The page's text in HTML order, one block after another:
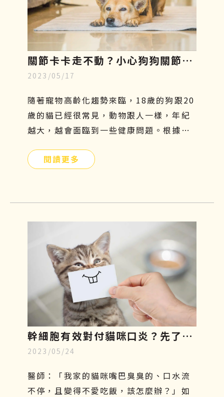
關節卡卡走不動？小心狗狗關節
炎，了解症狀、幹細胞再生療法至
飲食指南
2023/05/17
隨著寵物高齡化趨勢來臨，18歲的狗跟20
歲的貓已經很常見，動物跟人一樣，年紀
越大，越會面臨到一些健康問題。根據美
見的疾病，每年的發病率以超過35％速度
節及膝關節，導致關節的磨損及損傷程度
相對較嚴重。如果你家的汪星人行動力變
得緩慢、走路開始一跛一跛的，很有可能
是退化性關節炎造成的，因此在接下來的
文章中，將一一說明狗狗關節炎症狀有哪
些、吃什麼才好、治療方針與日常關節保
養。
閱讀更多
幹細胞有效對付貓咪口炎？先了解
成因、症狀和照顧，再探索治療新
知
2023/05/24
醫師：「我家的貓咪嘴巴臭臭的、口水流
不停，且變得不愛吃飯，該怎麼辦？」如